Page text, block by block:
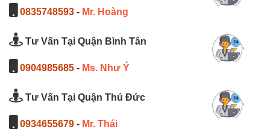
0835748593 - Mr. Hoàng
Tư Vấn Tại Quận Bình Tân
0904985685 - Ms. Như Ý
Tư Vấn Tại Quận Thủ Đức
0934655679 - Mr. Thái